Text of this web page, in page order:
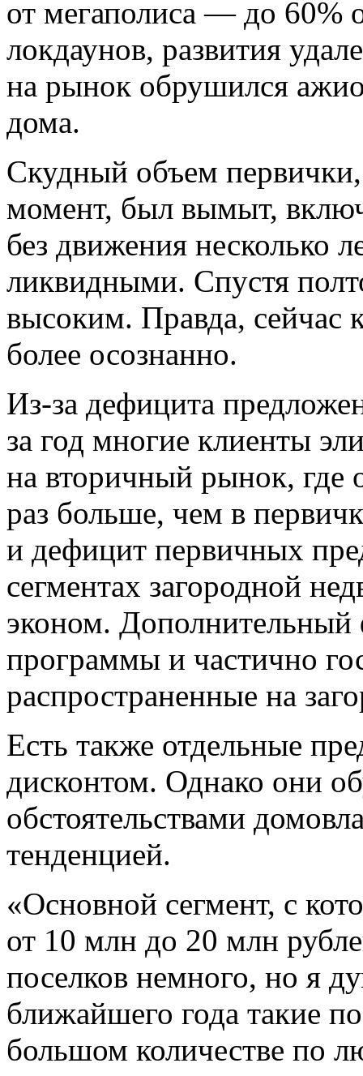
от мегаполиса — до 60%
локдаунов, развития
на рынок обрушился
дома.
Скудный объем
момент, был вымыт,
без движения несколько
ликвидными. Спустя
высоким. Правда, сейчас
более осознанно.
Из-за дефицита
за год многие клиенты
на вторичный рынок, где
раз больше, чем в
и дефицит первичных
сегментах загородной
эконом.
программы и частично
распространенные на
Есть также отдельные
дисконтом. Однако они
обстоятельствами
тенденцией.
«Основной сегмент, с
от 10 млн до 20 млн
поселков немного, но я
ближайшего года такие
большом количестве по